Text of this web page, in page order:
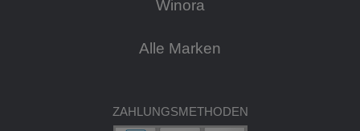
Winora
Alle Marken
ZAHLUNGSMETHODEN